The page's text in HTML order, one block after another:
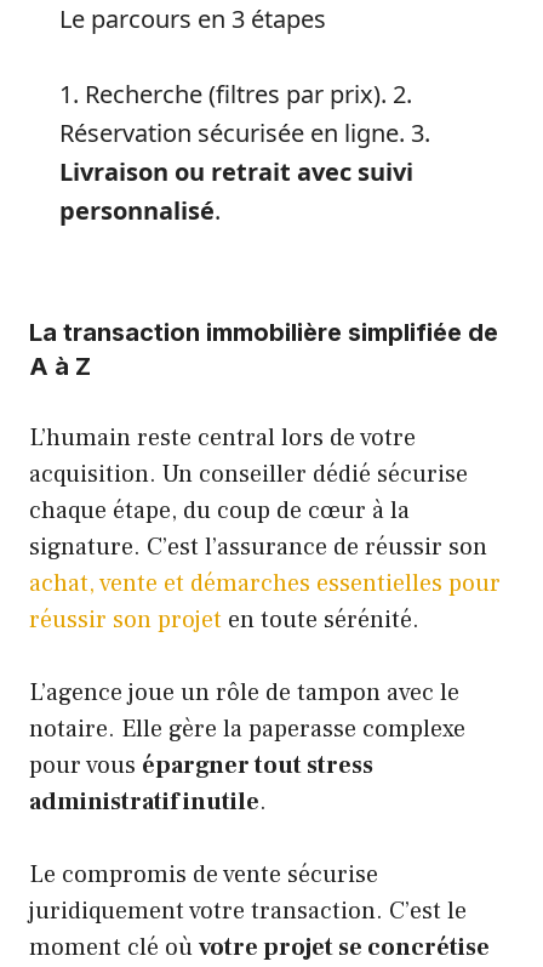
Le parcours en 3 étapes
1. Recherche (filtres par prix). 2.
Réservation sécurisée en ligne. 3.
Livraison ou retrait avec suivi
personnalisé.
La transaction immobilière simplifiée de
A à Z
L’humain reste central lors de votre
acquisition. Un conseiller dédié sécurise
chaque étape, du coup de cœur à la
signature. C’est l’assurance de réussir son
achat, vente et démarches essentielles pour
réussir son projet en toute sérénité.
L’agence joue un rôle de tampon avec le
notaire. Elle gère la paperasse complexe
pour vous épargner tout stress
administratif inutile.
Le compromis de vente sécurise
juridiquement votre transaction. C’est le
moment clé oùvotre projet se concrétise